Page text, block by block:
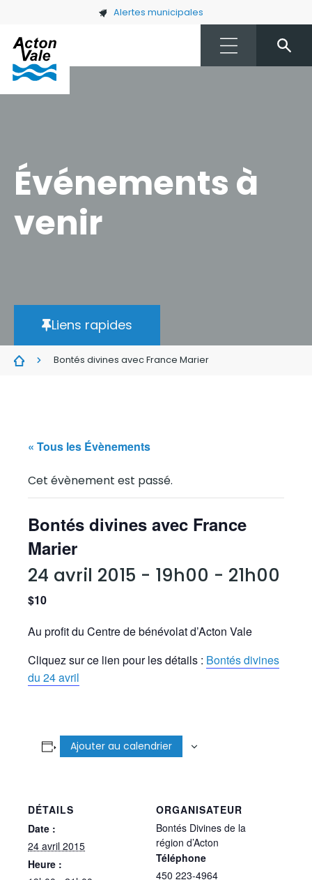
Skip to main content Alertes municipales
Événements à
venir
Liens rapides
Bontés divines avec France Marier
« Tous les Évènements
Cet évènement est passé.
Bontés divines avec France
Marier
24 avril 2015 - 19h00 - 21h00
$10
Au profit du Centre de bénévolat d’Acton Vale
Cliquez sur ce lien pour les détails : Bontés divines
du 24 avril
Ajouter au calendrier
DÉTAILS
Date :
24 avril 2015
Heure :
ORGANISATEUR
Bontés Divines de la
région d’Acton
Téléphone
450 223-4964